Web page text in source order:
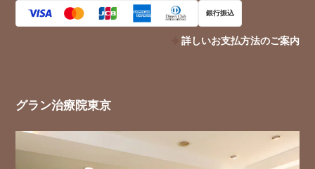
銀行振込
詳しいお支払方法のご案内
グラン治療院東京